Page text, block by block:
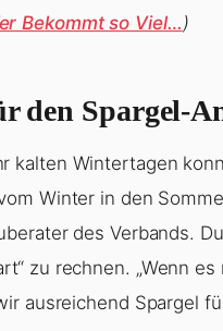
Bekommt so Viel… )
den Spargel-
kalten Wintertagen
Winter in den
des Verbands.
zu rechnen. „Wenn
ausreichend Spargel